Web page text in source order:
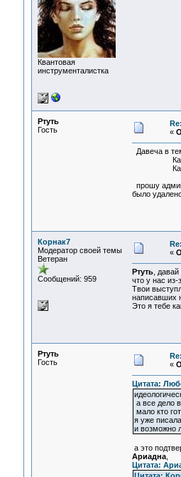
Квантовая
инструменталистка
Ртуть
Гость
«
Давеча в
Как
Как
прошу
было
Корнак7
Модератор своей темы
Ветеран
Сообщений: 959
«
Ртуть, давай
что у нас из-
Твои
написавших
Это я тебе
Ртуть
Гость
«
Цитата:
а все дело
мало кто
я уже
и возможно
а это
Ариадна,
Цитата: